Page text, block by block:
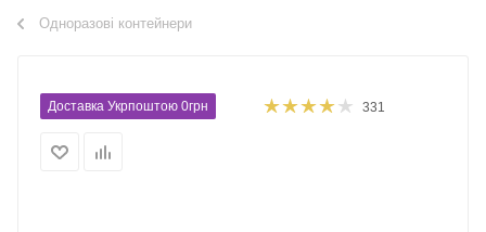
Одноразові контейнери
Доставка Укрпоштою 0грн 331